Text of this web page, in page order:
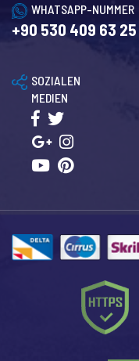
WHATSAPP-NUMMER
+90 530 409 63 25
SOZIALEN
MEDIEN